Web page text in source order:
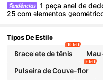
1 peça anel de
25 com elementos
e feriado
Tipos De Estilo
Bracelete de tênis
10 left
Pulseira de Couve-flor
9 left